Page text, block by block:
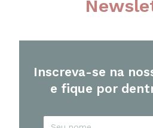
Inscreva-se na
e fique por